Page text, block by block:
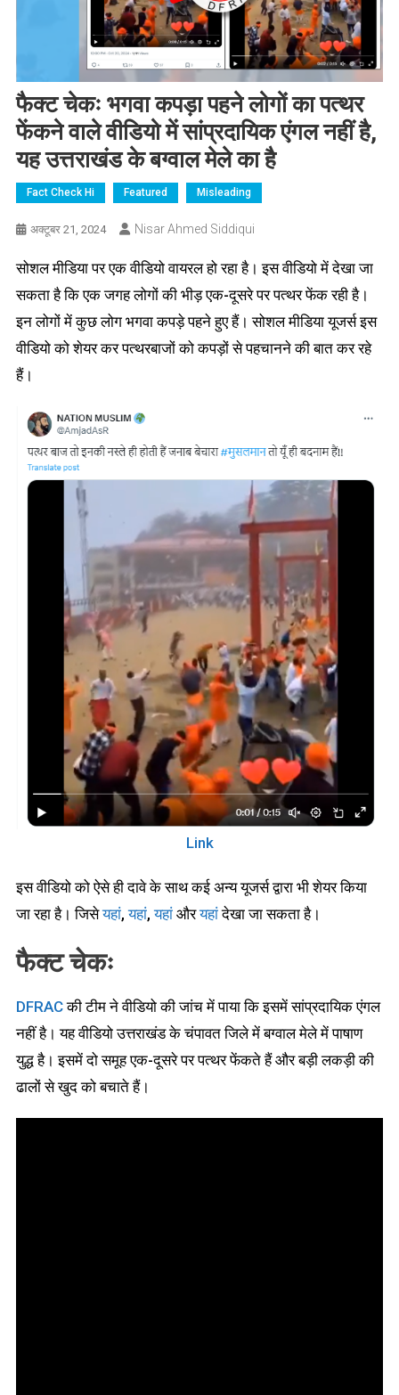
फैक्ट चेकः भगवा कपड़ा पहने लोगों का पत्थर
फेंकने वाले वीडियो में सांप्रदायिक एंगल नहीं है,
यह उत्तराखंड के बग्वाल मेले का है
Fact Check Hi Featured Misleading
अक्टूबर 21, 2024 Nisar Ahmed Siddiqui
सोशल मीडिया पर एक वीडियो वायरल हो रहा है। इस वीडियो में देखा जा
सकता है कि एक जगह लोगों की भीड़ एक-दूसरे पर पत्थर फेंक रही है।
इन लोगों में कुछ लोग भगवा कपड़े पहने हुए हैं। सोशल मीडिया यूजर्स इस
वीडियो को शेयर कर पत्थरबाजों को कपड़ों से पहचानने की बात कर रहे
हैं।
Link
इस वीडियो को ऐसे ही दावे के साथ कई अन्य यूजर्स द्वारा भी शेयर किया
जा रहा है। जिसेयहां,यहां,यहांऔरयहांदेखा जा सकता है।
फैक्ट चेकः
DFRACकी टीम ने वीडियो की जांच में पाया कि इसमें सांप्रदायिक एंगल
नहीं है। यह वीडियो उत्तराखंड के चंपावत जिले में बग्वाल मेले में पाषाण
युद्ध है। इसमें दो समूह एक-दूसरे पर पत्थर फेंकते हैं और बड़ी लकड़ी की
ढालों से खुद को बचाते हैं।